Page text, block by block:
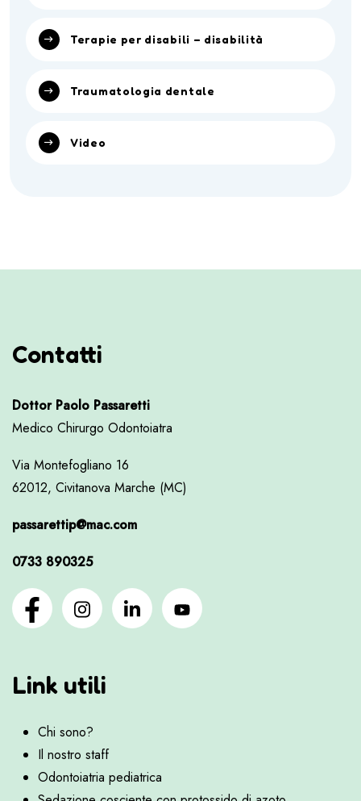
Terapie per disabili – disabilità
Traumatologia dentale
Video
Contatti
Dottor Paolo Passaretti
Medico Chirurgo Odontoiatra
Via Montefogliano 16
62012, Civitanova Marche (MC)
passarettip@mac.com
0733 890325
Link utili
Chi sono?
Il nostro staff
Odontoiatria pediatrica